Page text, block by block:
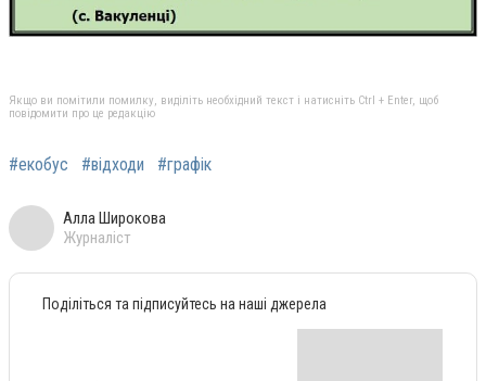
Якщо ви помітили помилку, виділіть необхідний текст і натисніть Ctrl + Enter, щоб
повідомити про це редакцію
#екобус #відходи #графік
Алла Широкова
Журналіст
Поділіться та підписуйтесь на наші джерела